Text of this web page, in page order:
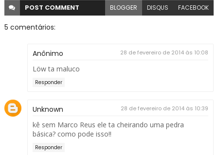
POST COMMENT BLOGGER DISQUS FACEBOOK
5 comentários:
Anônimo 28 de fevereiro de 2014 às 10:08
Löw ta maluco
Responder
Unknown 28 de fevereiro de 2014 às 10:39
kê sem Marco Reus ele ta cheirando uma pedra
básica? como pode isso!!
Responder